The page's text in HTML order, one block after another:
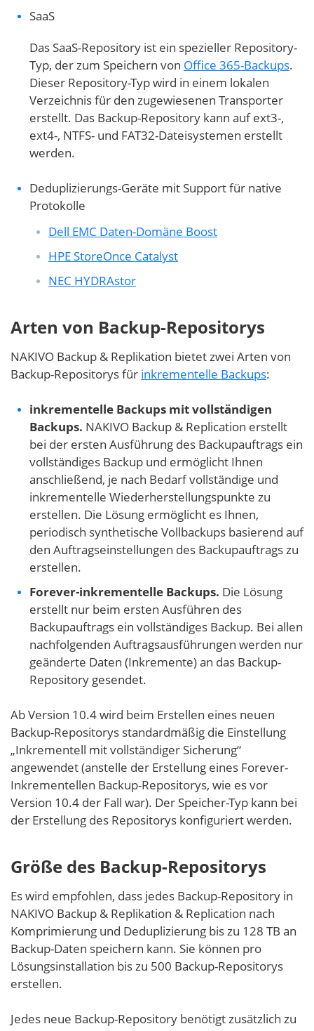
SaaS
Das SaaS-Repository ist ein spezieller Repository-
Typ, der zum Speichern von Office 365-Backups.
Dieser Repository-Typ wird in einem lokalen
Verzeichnis für den zugewiesenen Transporter
erstellt. Das Backup-Repository kann auf ext3-,
ext4-, NTFS- und FAT32-Dateisystemen erstellt
werden.
Deduplizierungs-Geräte mit Support für native
Protokolle
Dell EMC Daten-Domäne Boost
HPE StoreOnce Catalyst
NEC HYDRAstor
Arten von Backup-Repositorys
NAKIVO Backup & Replikation bietet zwei Arten von
Backup-Repositorys für inkrementelle Backups:
inkrementelle Backups mit vollständigen
Backups. NAKIVO Backup & Replication erstellt
bei der ersten Ausführung des Backupauftrags ein
vollständiges Backup und ermöglicht Ihnen
anschließend, je nach Bedarf vollständige und
inkrementelle Wiederherstellungspunkte zu
erstellen. Die Lösung ermöglicht es Ihnen,
periodisch synthetische Vollbackups basierend auf
den Auftragseinstellungen des Backupauftrags zu
erstellen.
Forever-inkrementelle Backups. Die Lösung
erstellt nur beim ersten Ausführen des
Backupauftrags ein vollständiges Backup. Bei allen
nachfolgenden Auftragsausführungen werden nur
geänderte Daten (Inkremente) an das Backup-
Repository gesendet.
Ab Version 10.4 wird beim Erstellen eines neuen
Backup-Repositorys standardmäßig die Einstellung
„Inkrementell mit vollständiger Sicherung“
angewendet (anstelle der Erstellung eines Forever-
Inkrementellen Backup-Repositorys, wie es vor
Version 10.4 der Fall war). Der Speicher-Typ kann bei
der Erstellung des Repositorys konfiguriert werden.
Größe des Backup-Repositorys
Es wird empfohlen, dass jedes Backup-Repository in
NAKIVO Backup & Replikation & Replication nach
Komprimierung und Deduplizierung bis zu 128 TB an
Backup-Daten speichern kann. Sie können pro
Lösungsinstallation bis zu 500 Backup-Repositorys
erstellen.
Jedes neue Backup-Repository benötigt zusätzlich zu